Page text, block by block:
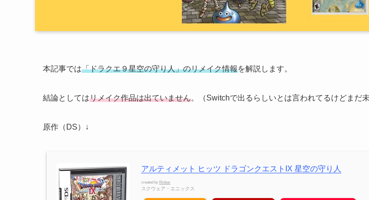
本記事では「ドラクエ９星空の守り人」のリメイク情報を解説します。
結論としてはリメイク作品は出ていません。（Switchで出るらしいとは言われてるけどまだ未
原作（DS）↓
アルティメット ヒッツ ドラゴンクエストIX 星空の守り人
created by Rinker
スクウェア・エニックス